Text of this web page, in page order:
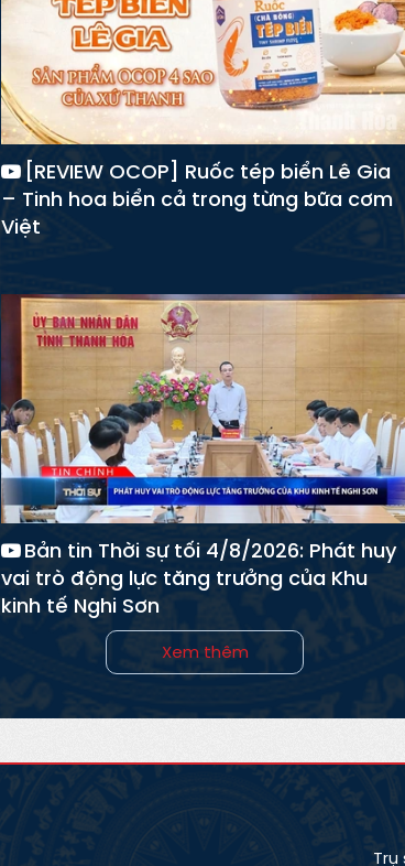
[REVIEW OCOP] Ruốc tép biển Lê Gia
– Tinh hoa biển cả trong từng bữa cơm
Việt
Bản tin Thời sự tối 4/8/2026: Phát huy
vai trò động lực tăng trưởng của Khu
kinh tế Nghi Sơn
Xem thêm
Trụ